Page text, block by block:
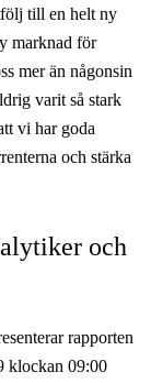
till en helt ny
marknad för
mer än någonsin
varit så stark
vi har goda
och stärka
och
rapporten
klockan 09:00